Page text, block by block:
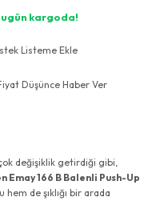
Listeme Ekle
Düşünce Haber Ver
değişiklik getirdiği gibi,
Emay 166 B Balenli Push-Up
de şıklığı bir arada